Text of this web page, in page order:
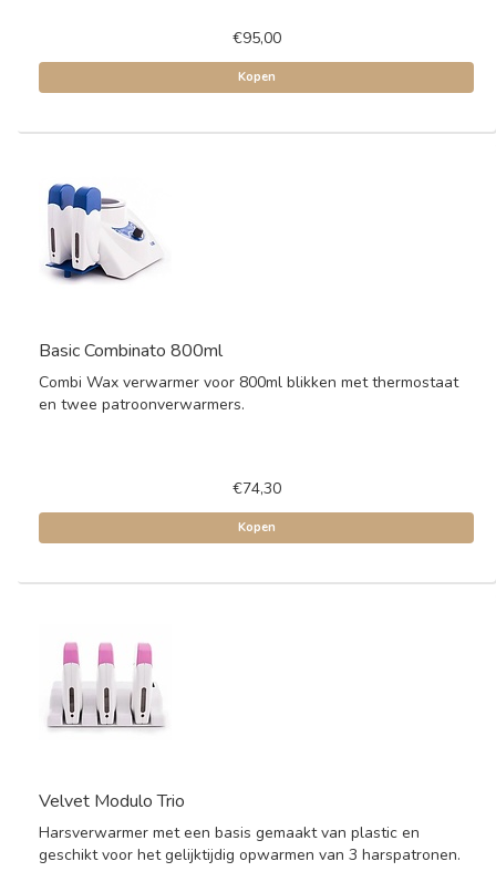
€95,00
Kopen
Basic Combinato 800ml
Combi Wax verwarmer voor 800ml blikken met thermostaat
en twee patroonverwarmers.
€74,30
Kopen
Velvet Modulo Trio
Harsverwarmer met een basis gemaakt van plastic en
geschikt voor het gelijktijdig opwarmen van 3 harspatronen.